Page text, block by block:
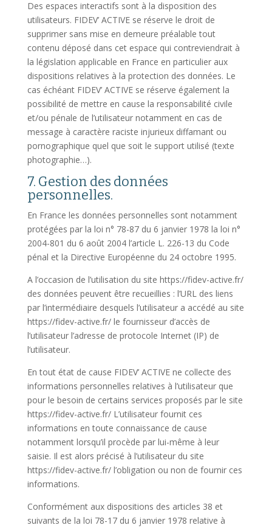
Des espaces interactifs sont à la disposition des
utilisateurs. FIDEV’ ACTIVE se réserve le droit de
supprimer sans mise en demeure préalable tout
contenu déposé dans cet espace qui contreviendrait à
la législation applicable en France en particulier aux
dispositions relatives à la protection des données. Le
cas échéant FIDEV’ ACTIVE se réserve également la
possibilité de mettre en cause la responsabilité civile
et/ou pénale de l’utilisateur notamment en cas de
message à caractère raciste injurieux diffamant ou
pornographique quel que soit le support utilisé (texte
photographie…).
7. Gestion des données
personnelles.
En France les données personnelles sont notamment
protégées par la loi n° 78-87 du 6 janvier 1978 la loi n°
2004-801 du 6 août 2004 l’article L. 226-13 du Code
pénal et la Directive Européenne du 24 octobre 1995.
A l’occasion de l’utilisation du site https://fidev-active.fr/
des données peuvent être recueillies : l’URL des liens
par l’intermédiaire desquels l’utilisateur a accédé au site
https://fidev-active.fr/ le fournisseur d’accès de
l’utilisateur l’adresse de protocole Internet (IP) de
l’utilisateur.
En tout état de cause FIDEV’ ACTIVE ne collecte des
informations personnelles relatives à l’utilisateur que
pour le besoin de certains services proposés par le site
https://fidev-active.fr/ L’utilisateur fournit ces
informations en toute connaissance de cause
notamment lorsqu’il procède par lui-même à leur
saisie. Il est alors précisé à l’utilisateur du site
https://fidev-active.fr/ l’obligation ou non de fournir ces
informations.
Conformément aux dispositions des articles 38 et
suivants de la loi 78-17 du 6 janvier 1978 relative à